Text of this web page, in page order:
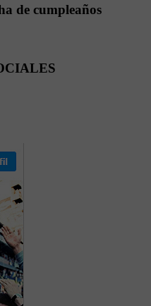
de cumpleaños